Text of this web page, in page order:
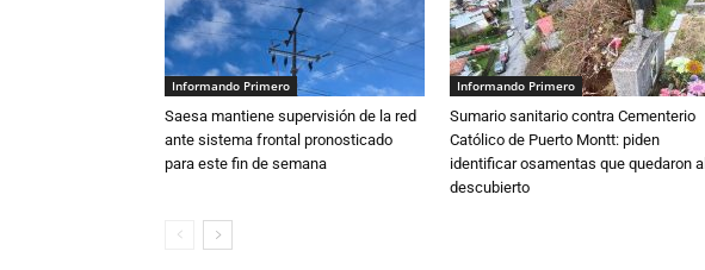
Informando Primero
Saesa mantiene supervisión de la red
ante sistema frontal pronosticado
para este fin de semana
Informando Primero
Sumario sanitario contra Cementerio
Católico de Puerto Montt: piden
identificar osamentas que quedaron al
descubierto